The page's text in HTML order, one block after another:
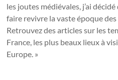
les joutes médiévales, j’ai
faire revivre la vaste époque
Retrouvez des articles sur les
France, les plus beaux lieux à
Europe. »